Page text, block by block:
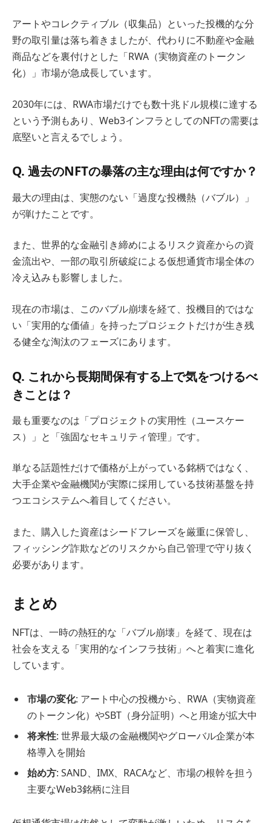
アートやコレクティブル（収集品）といった投機的な分
野の取引量は落ち着きましたが、代わりに不動産や金融
商品などを裏付けとした「RWA（実物資産のトークン
化）」市場が急成長しています。
2030年には、RWA市場だけでも数十兆ドル規模に達する
という予測もあり、Web3インフラとしてのNFTの需要は
底堅いと言えるでしょう。
Q. 過去のNFTの暴落の主な理由は何ですか？
最大の理由は、実態のない「過度な投機熱（バブル）」
が弾けたことです。
また、世界的な金融引き締めによるリスク資産からの資
金流出や、一部の取引所破綻による仮想通貨市場全体の
冷え込みも影響しました。
現在の市場は、このバブル崩壊を経て、投機目的ではな
い「実用的な価値」を持ったプロジェクトだけが生き残
る健全な淘汰のフェーズにあります。
Q. これから長期間保有する上で気をつけるべ
きことは？
最も重要なのは「プロジェクトの実用性（ユースケー
ス）」と「強固なセキュリティ管理」です。
単なる話題性だけで価格が上がっている銘柄ではなく、
大手企業や金融機関が実際に採用している技術基盤を持
つエコシステムへ着目してください。
また、購入した資産はシードフレーズを厳重に保管し、
フィッシング詐欺などのリスクから自己管理で守り抜く
必要があります。
まとめ
NFTは、一時の熱狂的な「バブル崩壊」を経て、現在は
社会を支える「実用的なインフラ技術」へと着実に進化
しています。
市場の変化: アート中心の投機から、RWA（実物資産
のトークン化）やSBT（身分証明）へと用途が拡大中
将来性: 世界最大級の金融機関やグローバル企業が本
格導入を開始
始め方: SAND、IMX、RACAなど、市場の根幹を担う
主要なWeb3銘柄に注目